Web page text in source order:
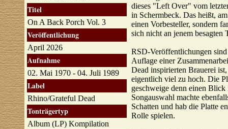
Titel
On A Back Porch Vol. 3
Veröffentlichung
April 2026
Aufnahme
02. Mai 1970 - 04. Juli 1989
Label
Rhino/Grateful Dead
Tonträgertyp
Album (LP) Kompilation
dieses "Left Over" vom
in Schermbeck. Das heißt,
einen Vorbesteller, sondern
sich nicht an jenem besagten
RSD-Veröffentlichungen
Auflage einer
Dead inspirierten Brauerei
eigentlich viel zu hoch. Die
geschweige denn einen
Songauswahl machte
Schatten und hab die Platte
Rolle spielen.